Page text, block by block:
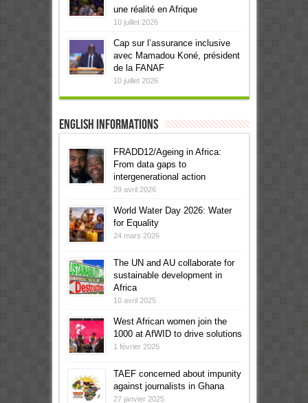
une réalité en Afrique
10 juillet 2026
Cap sur l’assurance inclusive
avec Mamadou Koné, président
de la FANAF
10 juillet 2026
English informations
FRADD12/Ageing in Africa:
From data gaps to
intergenerational action
29 avril 2026
World Water Day 2026: Water
for Equality
24 mars 2026
The UN and AU collaborate for
sustainable development in
Africa
10 avril 2025
West African women join the
1000 at AfWID to drive solutions
1 février 2025
TAEF concerned about impunity
against journalists in Ghana
27 janvier 2025